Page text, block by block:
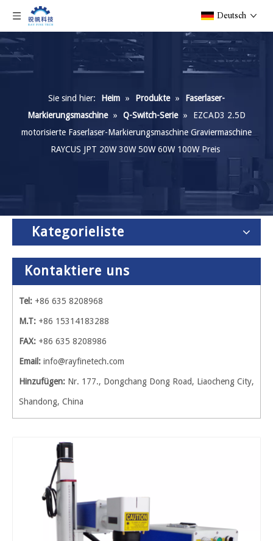
Deutsch
Sie sind hier: Heim » Produkte »
Faserlaser-
Markierungsmaschine » Q-Switch-Serie »
EZCAD3 2.5D
motorisierte Faserlaser-Markierungsmaschine Graviermaschine
RAYCUS JPT 20W 30W 50W 60W 100W Preis
Kategorieliste
Kontaktiere uns
Tel: +86 635 8208968
M.T: +86 15314183288
FAX: +86 635 8208986
Email: info@rayfinetech.com
Hinzufügen: Nr. 177., Dongchang Dong Road, Liaocheng City,
Shandong, China